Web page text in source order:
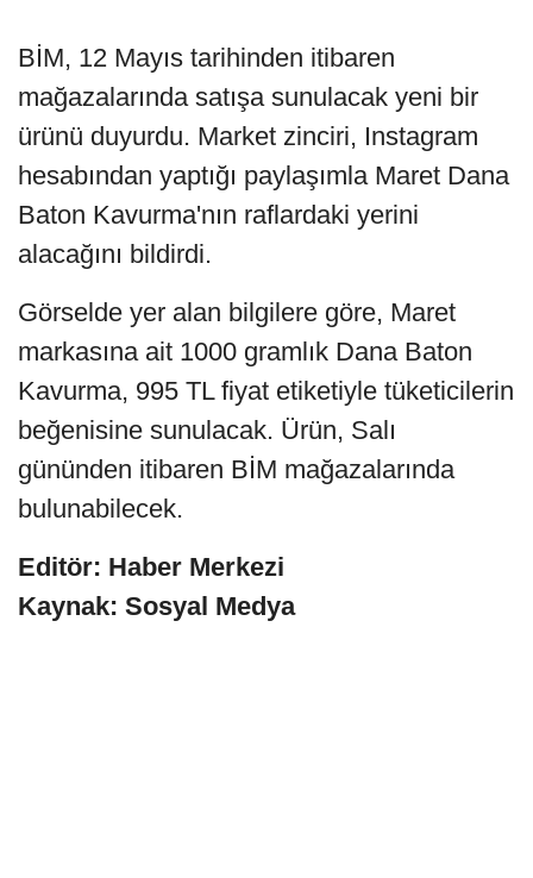
BİM, 12 Mayıs tarihinden itibaren
mağazalarında satışa sunulacak yeni bir
ürünü duyurdu. Market zinciri, Instagram
hesabından yaptığı paylaşımla Maret Dana
Baton Kavurma'nın raflardaki yerini
alacağını bildirdi.
Görselde yer alan bilgilere göre, Maret
markasına ait 1000 gramlık Dana Baton
Kavurma, 995 TL fiyat etiketiyle tüketicilerin
beğenisine sunulacak. Ürün, Salı
gününden itibaren BİM mağazalarında
bulunabilecek.
Editör: Haber Merkezi
Kaynak: Sosyal Medya